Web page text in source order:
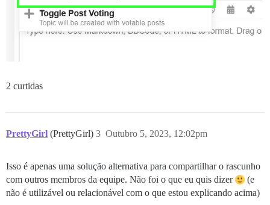
2 curtidas
PrettyGirl (PrettyGirl) Outubro 5, 2023, 12:02pm
3
Isso é apenas uma solução alternativa para compartilhar o rascunho
com outros membros da equipe. Não foi o que eu quis dizer
(e
não é utilizável ou relacionável com o que estou explicando acima)